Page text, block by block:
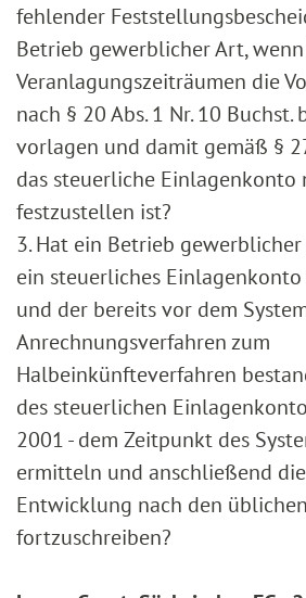
fehlender
Betrieb gewerblicher Art,
Veranlagungszeiträumen die
nach § 20 Abs. 1 Nr. 10 Buchst.
vorlagen und damit gemäß §
das steuerliche
festzustellen ist?
3. Hat ein Betrieb
ein steuerliches
und der bereits vor dem
Anrechnungsverfahren zum
Halbeinkünfteverfahren
des steuerlichen
2001 - dem Zeitpunkt des
ermitteln und anschließend
Entwicklung nach den
fortzuschreiben?